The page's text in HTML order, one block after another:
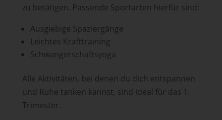
zu betätigen. Passende Sportarten hierfür sind:
Ausgiebige Spaziergänge
Leichtes Krafttraining
Schwangerschaftsyoga
Alle Aktivitäten, bei denen du dich entspannen
und Ruhe tanken kannst, sind ideal für das 1.
Trimester.